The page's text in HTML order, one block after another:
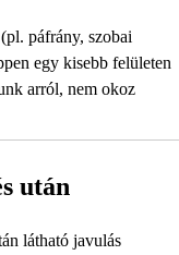
páfrány, szobai
egy kisebb felületen
arról, nem okoz
után
látható javulás